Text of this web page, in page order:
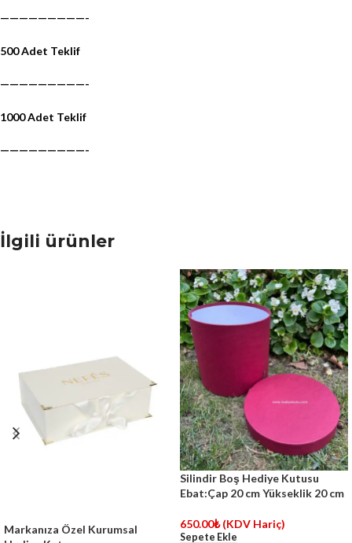
—————————-
500 Adet Teklif
—————————-
1000 Adet Teklif
—————————-
İlgili ürünler
Markanıza Özel Kurumsal
Silindir Boş Hediye Kutusu
Ebat:Çap 20 cm Yükseklik 20 cm
650.00₺ (KDV Hariç)
Sepete Ekle